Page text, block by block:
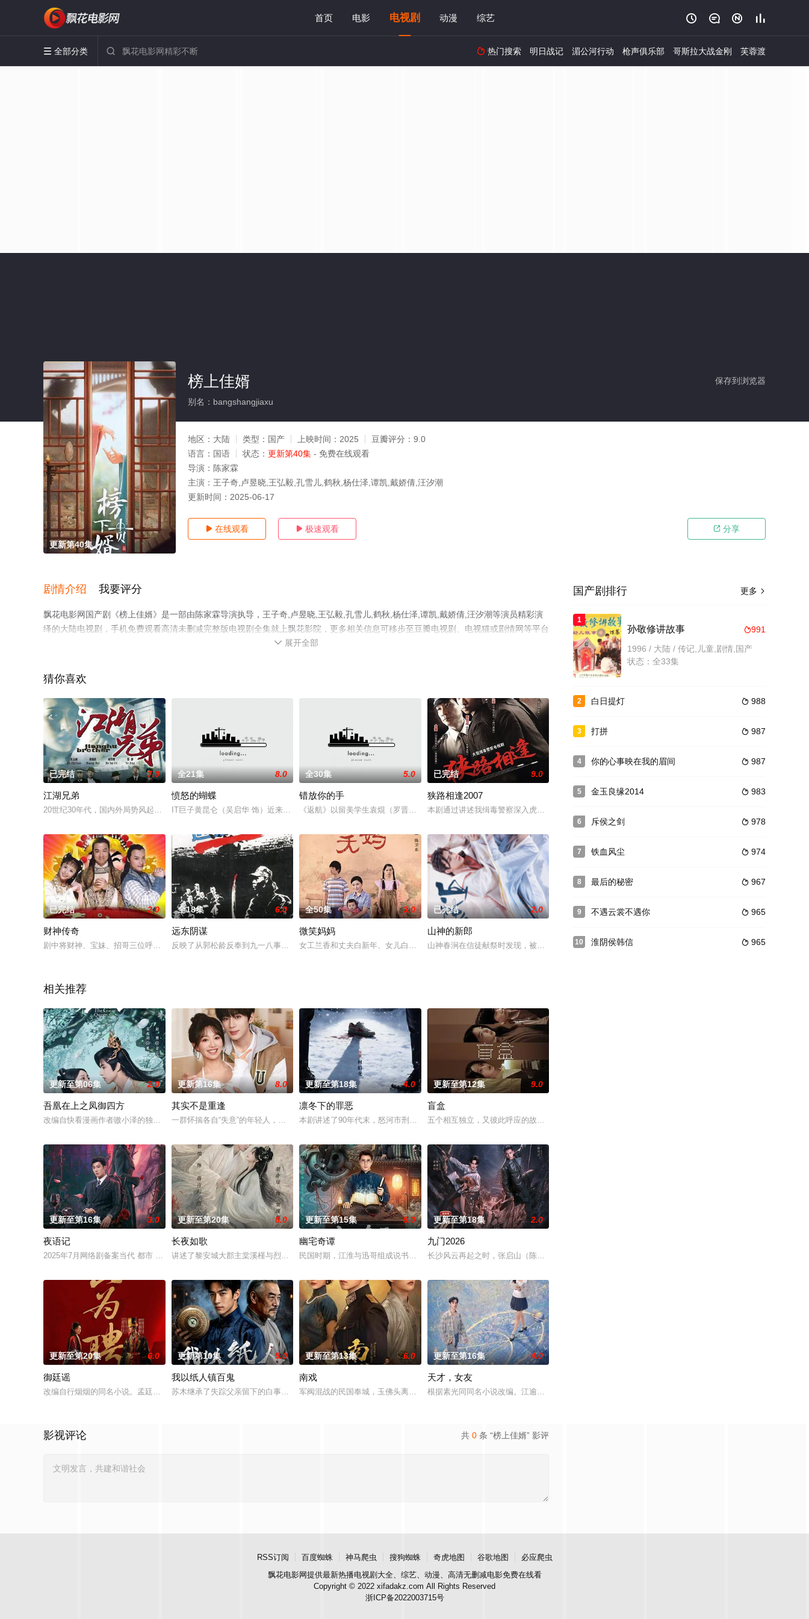
首页 电影 电视剧 动漫 综艺    
 全部分类   热门搜索 明日战记 湄公河行动 枪声俱乐部 哥斯拉大战金刚 芙蓉渡
更新第40集
保存到浏览器
榜上佳婿
别名：bangshangjiaxu
地区： 大陆 类型： 国产 上映时间： 2025 豆瓣评分： 9.0
语言： 国语 状态： 更新第40集 - 免费在线观看
导演： 陈家霖
主演： 王子奇,卢昱晓,王弘毅,孔雪儿,鹤秋,杨仕泽,谭凯,戴娇倩,汪汐潮
更新时间： 2025-06-17
 在线观看  极速观看  分享
剧情介绍 我要评分
飘花电影网国产剧《榜上佳婿》是一部由陈家霖导演执导，王子奇,卢昱晓,王弘毅,孔雪儿,鹤秋,杨仕泽,谭凯,戴娇倩,汪汐潮等演员精彩演
绎的大陆电视剧，手机免费观看高清未删减完整版电视剧全集就上飘花影院，更多相关信息可移步至豆瓣电视剧、电视猫或剧情网等平台
。
 展开全部
猜你喜欢
已完结 7.0
江湖兄弟
20世纪30年代，国内外局势风起云涌，动荡不安。作为重要通商口岸的上海滩，更成为西洋买办、贪官污吏、奸佞商贾、黑帮土匪、军阀恶霸龙
全21集 8.0
愤怒的蝴蝶
IT巨子黄昆仑（吴启华 饰）近来恶运接踵而至，先是在邮轮上发现有人要抽他的骨髓，到了日本又发现有人要绑架他，逃跑途中结识了纪子（韩
全30集 5.0
错放你的手
《返航》以留美学生袁焜（罗晋饰）在美国为生存苦苦挣扎开篇，之后，得到前女友刘倩蓉（聂鑫饰）的表姐艾珊（童蕾饰）帮助，进入SVT公司
已完结 9.0
狭路相逢2007
本剧通过讲述我缉毒警察深入虎穴、将贩毒分子一网打尽的故事，展示了我国禁毒战场上波澜壮阔的场面，塑
已完结 2.0
财神传奇
剧中将财神、宝妹、招哥三位呼唤金银的神仙在人间的经历、演绎出四个单元故事，每个故事的主题都围绕着“金钱”而展开。该剧借财神来表现人
全18集 6.0
远东阴谋
反映了从郭松龄反奉到九一八事变，日本军国主义侵略中国东北的的过程。
全50集 3.0
微笑妈妈
女工兰香和丈夫白新年、女儿白天原本生活美满。白新年却在劝架副厂长王友谊和摊主沈凤妹时，和王友谊被沈凤妹失手推向卡车而双双身亡。沈凤
已完结 2.0
山神的新郎
山神春涧在信徒献祭时发现，被献祭之人纪九与自己未尽的天劫相关，将其留下以图渡劫。却不知，纪九接近
相关推荐
更新至第06集 2.0
吾凰在上之凤御四方
改编自快看漫画作者嗷小泽的独家连载漫画《吾凰在上》。现代少女奚圆（姜贞羽 饰）因意外踏入玄机界，继而卷入虎云国内乱的漩涡，身陷重重
更新第16集 8.0
其实不是重逢
一群怀揣各自“失意”的年轻人，在沿海小城南安相遇相知，他们决心各展所长创办旅行社。他们以当地的特色人文与美食为引，用真诚与创意打动
更新至第18集 4.0
凛冬下的罪恶
本剧讲述了90年代末，怒河市刑侦支队在无普及监控、无DNA鉴定技术的支持下，通过摸排、勘查等传统刑侦手段，接连破获数起重案要案的艰
更新至第12集 9.0
盲盒
五个相互独立，又彼此呼应的故事——用一场精心策划的“夏令营”完成复仇的受害者；临终前与遗憾和解的“无
更新至第16集 3.0
夜语记
2025年7月网络剧备案当代 都市 海南越酷文化传媒有限公司
更新至第20集 8.0
长夜如歌
讲述了黎安城大郡主棠溪槿与烈云峥之间曲折动人的情感，以及他们在复杂局势中坚守初心、勇敢面对困难的爱情故事。通过剧中主人公在成长的道
更新至第15集 9.0
幽宅奇谭
民国时期，江淮与迅哥组成说书班子，偶遇“白天人住屋，晚上鬼占房”的阴阳宅，江淮被掳走配“阴婚”。他与女探长穆英搭档，侦破阎王娶亲、
更新至第18集 2.0
九门2026
长沙风云再起之时，张启山（陈伟霆 饰）与吴老狗（曾舜晞 饰）强强联手，携手霍仙姑（陈瑶 饰）与九门诸
更新至第20集 6.0
御廷谣
改编自行烟烟的同名小说。孟廷辉，大平王朝有史以来个以女子进士科三元及第入翰林院的奇女子。十年前的她被他从死人堆里救出来，蓬头垢面口
更新第10集 5.0
我以纸人镇百鬼
苏木继承了失踪父亲留下的白事馆，本想低调扎纸维生，却因一具流血的新娘纸人卷入了一场跨越十年的惊天阴谋。这纸人身上，竟贴着父亲消失前
更新至第13集 6.0
南戏
军阀混战的民国奉城，玉佛头离奇失窃，戏班主横尸戏台，将冷血少帅许又安与昆曲名伶荣筱楠推向不死不休的对立绝境。而他们不知，对方正是自
更新至第16集 4.0
天才，女友
根据素光同同名小说改编。江逾白长大以后，林知夏忽然对他说：“江逾白，我喜欢你，哲学和生物学意义上的
共 0 条 “榜上佳婿” 影评
影视评论
更多 
国产剧排行
1
991
孙敬修讲故事
1996 / 大陆 / 传记,儿童,剧情,国产
状态：全33集
2  988
白日提灯
3  987
打拼
4  987
你的心事映在我的眉间
5  983
金玉良缘2014
6  978
斥侯之剑
7  974
铁血风尘
8  967
最后的秘密
9  965
不遇云裳不遇你
10  965
淮阴侯韩信
RSS订阅 百度蜘蛛 神马爬虫 搜狗蜘蛛 奇虎地图 谷歌地图
必应爬虫
飘花电影网提供最新热播电视剧大全、综艺、动漫、高清无删减电影免费在线看
Copyright © 2022 xifadakz.com All Rights Reserved
浙ICP备2022003715号